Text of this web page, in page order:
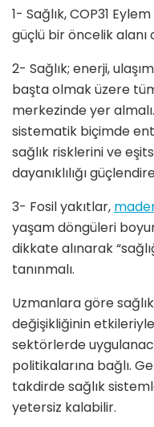
1- Sağlık, COP31
güçlü bir öncelik alanı
2- Sağlık; enerji,
başta olmak üzere
merkezinde yer
sistematik biçimde
sağlık risklerini ve
dayanıklılığı
3- Fosil yakıtlar,
yaşam döngüleri
dikkate alınarak
tanınmalı.
Uzmanlara göre
değişikliğinin
sektörlerde
politikalarına bağlı.
takdirde sağlık
yetersiz kalabilir.